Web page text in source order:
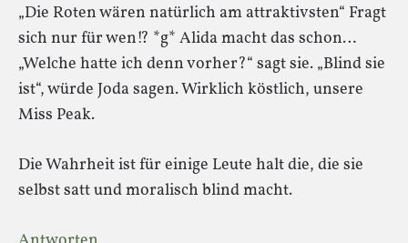
„Die Roten wären natürlich am attraktivsten“ Fragt
sich nur für wen!? *g* Alida macht das schon…
„Welche hatte ich denn vorher?“ sagt sie. „Blind sie
ist“, würde Joda sagen. Wirklich köstlich, unsere
Miss Peak.
Die Wahrheit ist für einige Leute halt die, die sie
selbst satt und moralisch blind macht.